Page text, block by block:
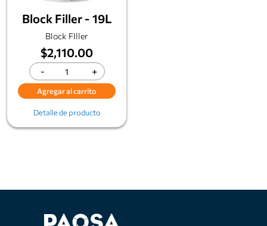
Block Filler - 19L
Block FIller
$2,110.00
- +
Agregar al carrito
Detalle de producto